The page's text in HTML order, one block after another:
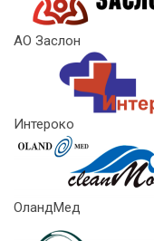
АО Заслон
Интероко
ОландМед